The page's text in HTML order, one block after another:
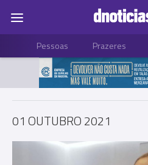
Pessoas Prazeres
01 OUTUBRO 2021